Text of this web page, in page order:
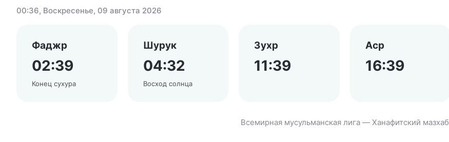
00:36, Воскресенье, 09 августа 2026
Фаджр
02:39
Конец сухура
Шурук
04:32
Восход солнца
Зухр
11:39
Аср
16:39
Всемирная мусульманская лига — Ханафитский мазхаб